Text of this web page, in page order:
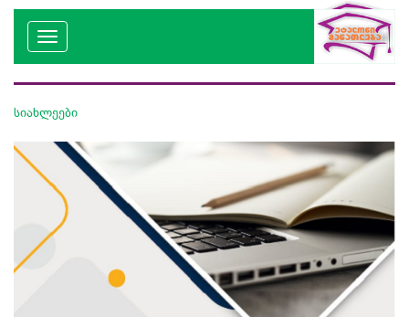
სიახლეები